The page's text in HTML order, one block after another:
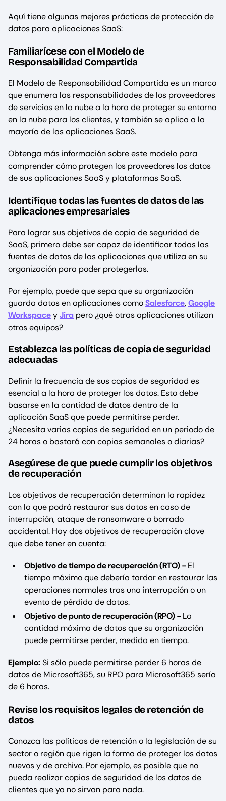
Aquí tiene algunas mejores prácticas de protección de
datos para aplicaciones SaaS:
Familiarícese con el Modelo de
Responsabilidad Compartida
El Modelo de Responsabilidad Compartida es un marco
que enumera las responsabilidades de los proveedores
de servicios en la nube a la hora de proteger su entorno
en la nube para los clientes, y también se aplica a la
mayoría de las aplicaciones SaaS.
Obtenga más información sobre este modelo para
comprender cómo protegen los proveedores los datos
de sus aplicaciones SaaS y plataformas SaaS.
Identifique todas las fuentes de datos de las
aplicaciones empresariales
Para lograr sus objetivos de copia de seguridad de
SaaS, primero debe ser capaz de identificar todas las
fuentes de datos de las aplicaciones que utiliza en su
organización para poder protegerlas.
Por ejemplo, puede que sepa que su organización
guarda datos en aplicaciones comoSalesforce,Google
WorkspaceyJira pero ¿qué otras aplicaciones utilizan
otros equipos?
Establezca las políticas de copia de seguridad
adecuadas
Definir la frecuencia de sus copias de seguridad es
esencial a la hora de proteger los datos. Esto debe
basarse en la cantidad de datos dentro de la
aplicación SaaS que puede permitirse perder.
¿Necesita varias copias de seguridad en un periodo de
24 horas o bastará con copias semanales o diarias?
Asegúrese de que puede cumplir los objetivos
de recuperación
Los objetivos de recuperación determinan la rapidez
con la que podrá restaurar sus datos en caso de
interrupción, ataque de ransomware o borrado
accidental. Hay dos objetivos de recuperación clave
que debe tener en cuenta:
Objetivo de tiempo de recuperación (RTO) - El
tiempo máximo que debería tardar en restaurar las
operaciones normales tras una interrupción o un
evento de pérdida de datos.
Objetivo de punto de recuperación (RPO) - La
cantidad máxima de datos que su organización
puede permitirse perder, medida en tiempo.
Ejemplo:Si sólo puede permitirse perder 6 horas de
datos de Microsoft365, su RPO para Microsoft365 sería
de 6 horas.
Revise los requisitos legales de retención de
datos
Conozca las políticas de retención o la legislación de su
sector o región que rigen la forma de proteger los datos
nuevos y de archivo. Por ejemplo, es posible que no
pueda realizar copias de seguridad de los datos de
clientes que ya no sirvan para nada.